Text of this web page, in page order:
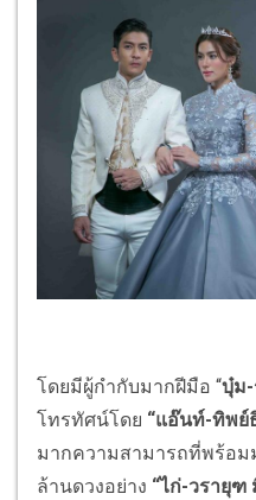
โดยมีผู้กำกับมากฝีมือ “บุ๋ม
โทรทัศน์โดย “แอ๊นท์-ทิพย์
มากความสามารถที่พร้อม
ล้านดวงอย่าง “ไก่-วรายุฑ